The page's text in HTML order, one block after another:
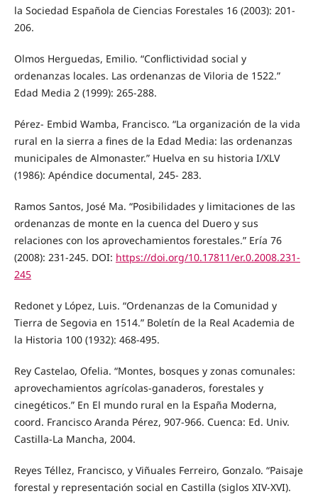
la Sociedad Española de Ciencias Forestales 16 (2003): 201-
206.
Olmos Herguedas, Emilio. “Conflictividad social y
ordenanzas locales. Las ordenanzas de Viloria de 1522.”
Edad Media 2 (1999): 265-288.
Pérez- Embid Wamba, Francisco. “La organización de la vida
rural en la sierra a fines de la Edad Media: las ordenanzas
municipales de Almonaster.” Huelva en su historia I/XLV
(1986): Apéndice documental, 245- 283.
Ramos Santos, José Ma. “Posibilidades y limitaciones de las
ordenanzas de monte en la cuenca del Duero y sus
relaciones con los aprovechamientos forestales.” Ería 76
(2008): 231-245. DOI: https://doi.org/10.17811/er.0.2008.231-
245
Redonet y López, Luis. “Ordenanzas de la Comunidad y
Tierra de Segovia en 1514.” Boletín de la Real Academia de
la Historia 100 (1932): 468-495.
Rey Castelao, Ofelia. “Montes, bosques y zonas comunales:
aprovechamientos agrícolas-ganaderos, forestales y
cinegéticos.” En El mundo rural en la España Moderna,
coord. Francisco Aranda Pérez, 907-966. Cuenca: Ed. Univ.
Castilla-La Mancha, 2004.
Reyes Téllez, Francisco, y Viñuales Ferreiro, Gonzalo. “Paisaje
forestal y representación social en Castilla (siglos XIV-XVI).